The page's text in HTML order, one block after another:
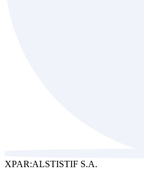
XPAR:ALSTISTIF S.A.